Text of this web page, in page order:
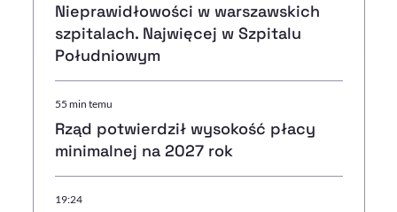
Nieprawidłowości w warszawskich
szpitalach. Najwięcej w Szpitalu
Południowym
55 min temu
Rząd potwierdził wysokość płacy
minimalnej na 2027 rok
19:24